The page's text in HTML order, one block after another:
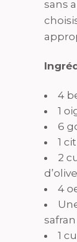
sans
4
1
6
1
2
d’olive
4
safran
1